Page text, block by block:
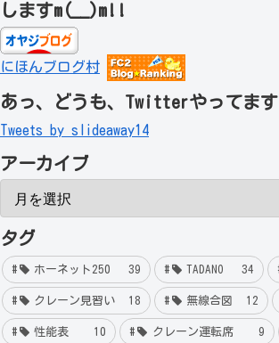
しますm(__)m!!
にほんブログ村
あっ、どうも、Twitterやってます
Tweets by slideaway14
アーカイブ
タグ
ホーネット250 39 TADANO 34
クレーン見習い 18 無線合図 12
性能表 10 クレーン運転席 9